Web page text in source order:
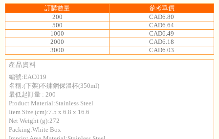
訂購數量
參考單價
200
CAD6.80
500
CAD6.64
1000
CAD6.49
2000
CAD6.18
3000
CAD6.03
產品資料
編號:EAC019
名稱:(下架)不鏽鋼保溫杯(350ml)
最低起訂量 : 200
Product Material:Stainless Steel
Item Size (cm):7.5 x 6.8 x 16.6
Net Weight (g):272
Packing:White Box